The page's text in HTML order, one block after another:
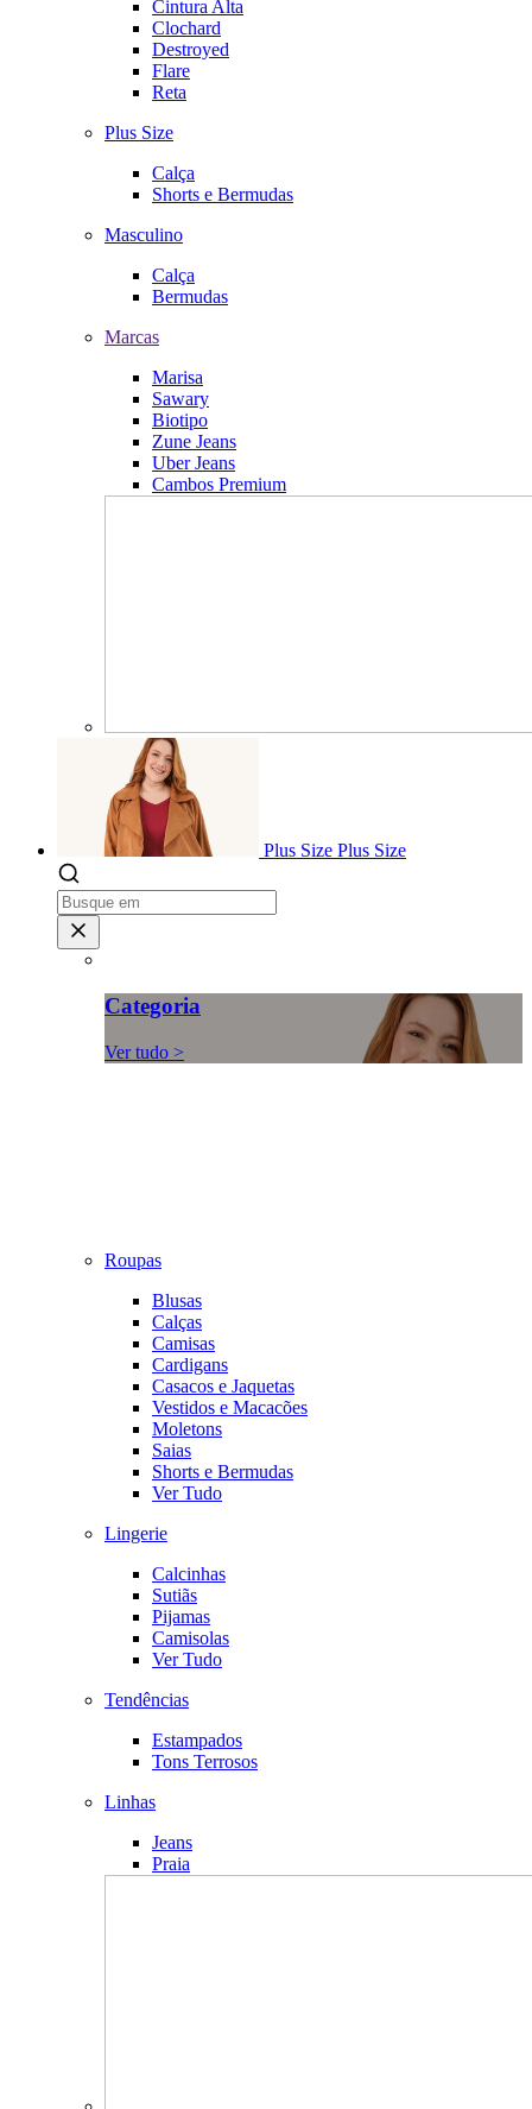
Cintura Alta
Clochard
Destroyed
Flare
Reta
Plus Size
Calça
Shorts e Bermudas
Masculino
Calça
Bermudas
Marcas
Marisa
Sawary
Biotipo
Zune Jeans
Uber Jeans
Cambos Premium
Plus Size Plus Size
Categoria
Ver tudo >
Roupas
Blusas
Calças
Camisas
Cardigans
Casacos e Jaquetas
Vestidos e Macacões
Moletons
Saias
Shorts e Bermudas
Ver Tudo
Lingerie
Calcinhas
Sutiãs
Pijamas
Camisolas
Ver Tudo
Tendências
Estampados
Tons Terrosos
Linhas
Jeans
Praia